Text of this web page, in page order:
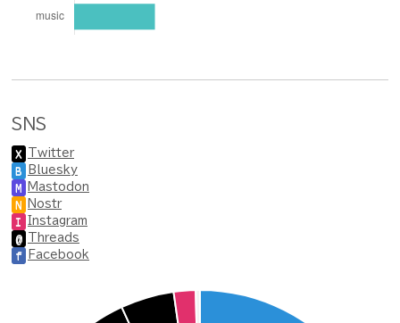
SNS
X Twitter
B Bluesky
M Mastodon
N Nostr
I Instagram
@ Threads
f Facebook